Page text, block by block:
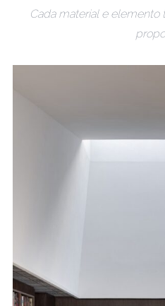
Cada material e elemento